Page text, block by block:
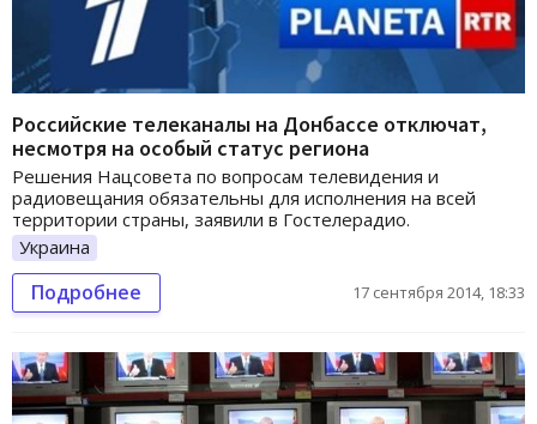
Российские телеканалы на Донбассе отключат,
несмотря на особый статус региона
Решения Нацсовета по вопросам телевидения и
радиовещания обязательны для исполнения на всей
территории страны, заявили в Гостелерадио.
Украина
Подробнее 17 сентября 2014, 18:33